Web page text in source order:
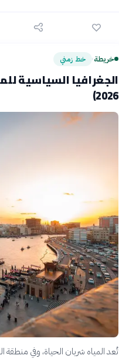
خريطة› خط زمني
2026)
تُعد المياه شريان الحياة، وفي